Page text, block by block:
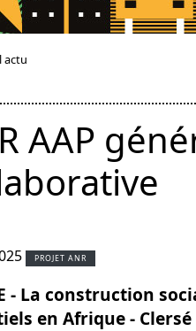
actu
AAP
PROJET ANR
- La construction
en Afrique -